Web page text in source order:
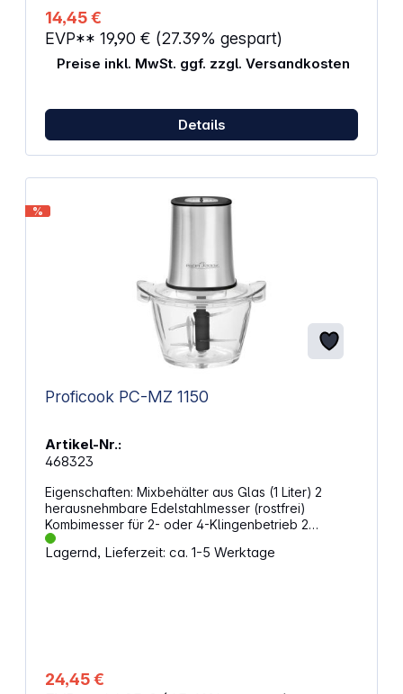
dem Esstisch, ohne unerwünschte Rückstände
Pflegeleicht und langlebig Geeignet für Mühlen mit
einem maximalen Durchmesser von 65 mm Nicht
kompatibel mit den Serien Oléron, Molène,
Ouessant, Isen Leinsamen und Isen Langpfeffer
14,45 €
EVP** 19,90 € (27.39% gespart)
Preise inkl. MwSt. ggf. zzgl. Versandkosten
Details
%
Proficook PC-MZ 1150
Artikel-Nr.:
468323
Eigenschaften: Mixbehälter aus Glas (1 Liter) 2
herausnehmbare Edelstahlmesser (rostfrei)
Kombimesser für 2- oder 4-Klingenbetrieb 2
Geschwindigkeitsstufen Inkl. Ice Crush-Funktion
Leicht zu reinigen Hohe Standfestigkeit 220–240 V,
Lagernd, Lieferzeit: ca. 1-5 Werktage
24,45 €